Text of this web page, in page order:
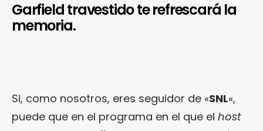
Garfield travestido te refrescará la
memoria.
Si, como nosotros, eres seguidor de «SNL«,
puede que en el programa en el que el host